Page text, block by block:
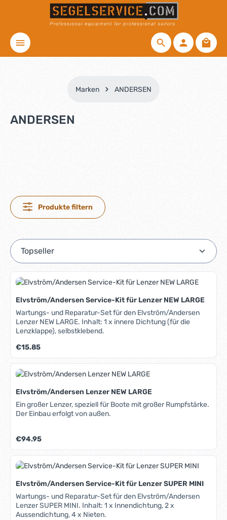
Zum Hauptinhalt springen
Marken ANDERSEN
ANDERSEN
Produkte filtern
Elvström/Andersen Service-Kit für Lenzer NEW LARGE
Wartungs- und Reparatur-Set für den Elvström/Andersen
Lenzer NEW LARGE. Inhalt: 1 x innere Dichtung (für die
Lenzklappe), selbstklebend.
Regulärer Preis:
€15.85
Elvström/Andersen Lenzer NEW LARGE
Ein großer Lenzer, speziell für Boote mit großer Rumpfstärke.
Der Einbau erfolgt von außen.
Regulärer Preis:
€94.95
Elvström/Andersen Service-Kit für Lenzer SUPER MINI
Wartungs- und Reparatur-Set für den Elvström/Andersen
Lenzer SUPER MINI. Inhalt: 1 x Innendichtung, 2 x
Aussendichtung, 4 x Nieten.